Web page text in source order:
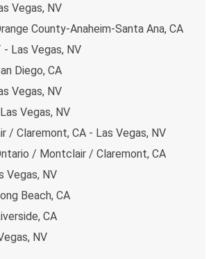
Vegas, NV
County-Anaheim-Santa Ana, CA
Las Vegas, NV
Diego, CA
Vegas, NV
Vegas, NV
/ Claremont, CA - Las Vegas, NV
/ Montclair / Claremont, CA
Vegas, NV
Beach, CA
CA
NV